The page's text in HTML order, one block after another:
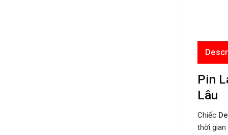
Pin
Lâu
Chiếc
thời gian